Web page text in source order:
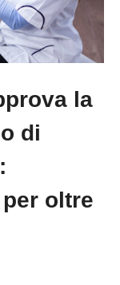
la
di
oltre